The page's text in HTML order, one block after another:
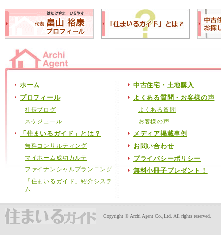
ホーム
プロフィール
社長ブログ
スケジュール
「住まいるガイド」とは？
無料コンサルティング
マイホーム成功カルテ
ファイナンシャルプランニング
「住まいるガイド」紹介システ
ム
中古住宅・土地購入
よくある質問・お客様の声
よくある質問
お客様の声
メディア掲載事例
お問い合わせ
プライバシーポリシー
無料小冊子プレゼント！
Copyright © Archi Agent Co.,Ltd. All rights reserved.